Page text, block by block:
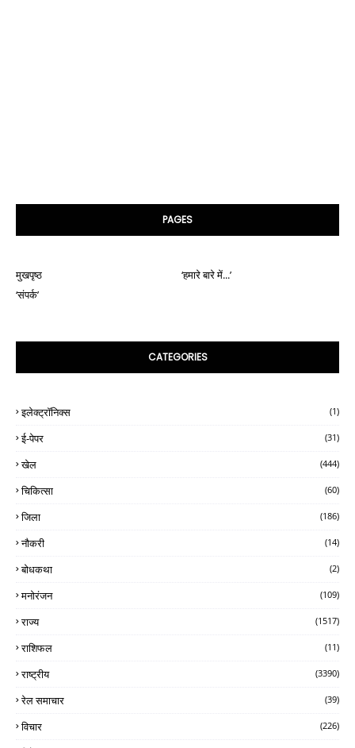
PAGES
मुखपृष्ठ
‘हमारे बारे में...’
‘संपर्क’
CATEGORIES
इलेक्ट्रॉनिक्स (1)
ई-पेपर (31)
खेल (444)
चिकित्सा (60)
जिला (186)
नौकरी (14)
बोधकथा (2)
मनोरंजन (109)
राज्य (1517)
राशिफल (11)
राष्ट्रीय (3390)
रेल समाचार (39)
विचार (226)